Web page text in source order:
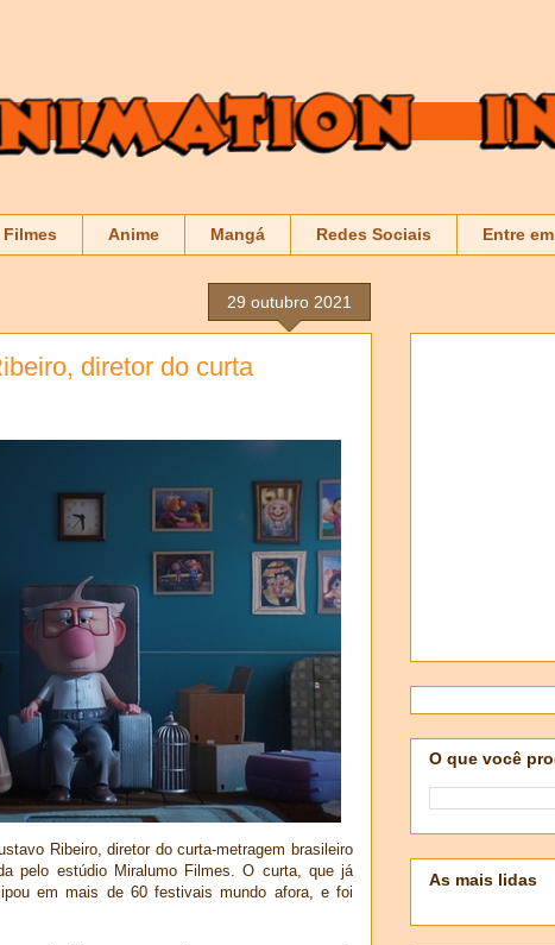
Filmes Anime Mangá Redes Sociais Entre
29 outubro 2021
diretor do curta
Ribeiro, diretor do curta-metragem brasileiro
pelo estúdio Miralumo Filmes. O curta, que já
em mais de 60 festivais mundo afora, e foi
O que você
As mais lidas